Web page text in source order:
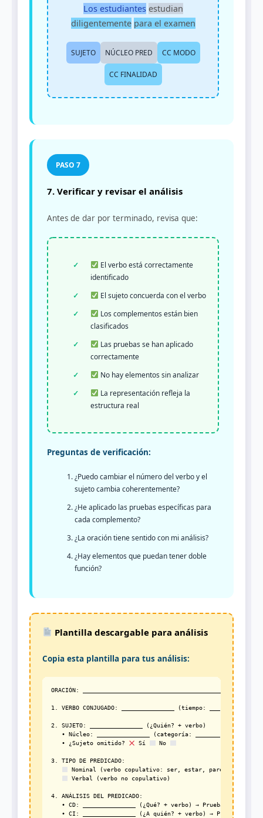
Los estudiantes estudian
diligentemente para el examen
SUJETO NÚCLEO PRED CC MODO
CC FINALIDAD
7. Verificar y revisar el análisis
Antes de dar por terminado, revisa que:
El verbo está correctamente
identificado
El sujeto concuerda con el verbo
Los complementos están bien
clasificados
Las pruebas se han aplicado
correctamente
No hay elementos sin analizar
La representación refleja la
estructura real
Preguntas de verificación:
¿Puedo cambiar el número del verbo y el
sujeto cambia coherentemente?
¿He aplicado las pruebas específicas para
cada complemento?
¿La oración tiene sentido con mi análisis?
¿Hay elementos que puedan tener doble
función?
Plantilla descargable para análisis
Copia esta plantilla para tus análisis:
ORACIÓN:
1. VERBO CONJUGADO: _______________ (tiempo: ___, persona:
2. SUJETO: _______________ (¿Quién? + verbo)
   • Núcleo: _______________ (categoría: _______)
   • ¿Sujeto omitido?
Sí No
3. TIPO DE PREDICADO:
Nominal (verbo copulativo: ser, estar, parecer)
Verbal (verbo no copulativo)
4. ANÁLISIS DEL PREDICADO:
• CD: _______________ (¿Qué? + verbo) → Prueba pasiva:
• CI: _______________ (¿A quién? + verbo) → Prueba le/